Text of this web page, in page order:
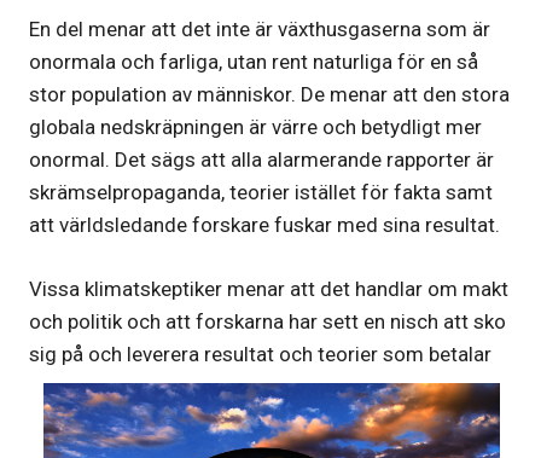
En del menar att det inte är växthusgaserna som är
onormala och farliga, utan rent naturliga för en så
stor population av människor. De menar att den stora
globala nedskräpningen är värre och betydligt mer
onormal. Det sägs att alla alarmerande rapporter är
skrämselpropaganda, teorier istället för fakta samt
att världsledande forskare fuskar med sina resultat.
Vissa klimatskeptiker menar att det handlar om makt
och politik och att forskarna har sett en nisch att sko
sig på och leverera resultat och teorier som betalar